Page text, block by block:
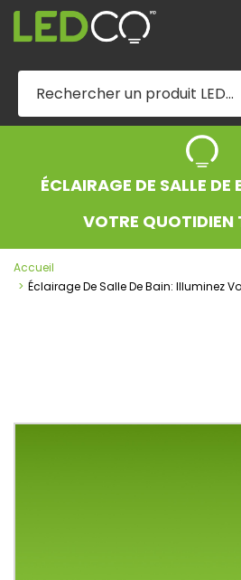
ÉCLAIRAGE DE SALLE DE
VOTRE QUOTIDIEN
Accueil
Éclairage De Salle De Bain: Illuminez